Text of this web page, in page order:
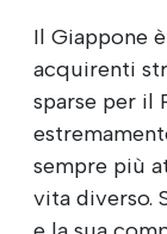
Il Giappone
acquirenti
sparse per il
sempre più
vita diverso.